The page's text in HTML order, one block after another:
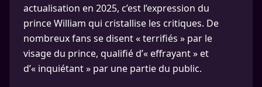
actualisation en 2025, c’est l’expression du
prince William qui cristallise les critiques. De
nombreux fans se disent « terrifiés » par le
visage du prince, qualifié d’« effrayant » et
d’« inquiétant » par une partie du public.